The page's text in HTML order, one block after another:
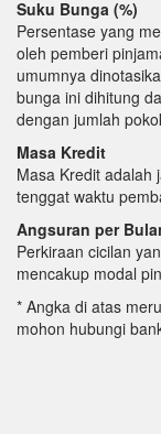
Suku Bunga (%)
Persentase yang
oleh pemberi
umumnya
bunga ini dihitung
dengan jumlah
Masa Kredit
Masa Kredit adalah
tenggat waktu
Angsuran per
Perkiraan cicilan
mencakup modal
* Angka di atas
mohon hubungi